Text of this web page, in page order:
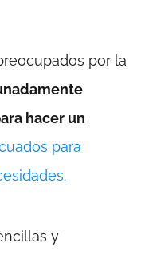
por la
hacer un
para
y